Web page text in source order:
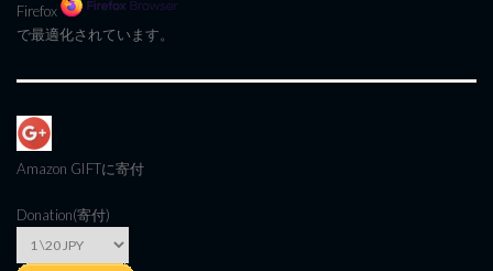
Firefox
で最適化されています。
Amazon GIFTに寄付
Donation(寄付)